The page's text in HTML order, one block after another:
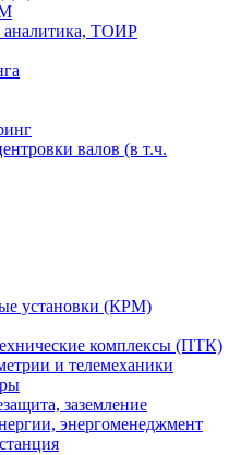
аналитика, ТОИР
валов (в т.ч.
установки (КРМ)
комплексы (ПТК)
и телемеханики
заземление
энергоменеджмент